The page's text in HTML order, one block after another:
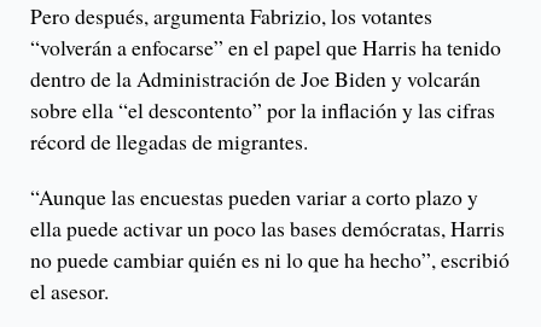
Pero después, argumenta Fabrizio, los votantes
“volverán a enfocarse” en el papel que Harris ha tenido
dentro de la Administración de Joe Biden y volcarán
sobre ella “el descontento” por la inflación y las cifras
récord de llegadas de migrantes.
“Aunque las encuestas pueden variar a corto plazo y
ella puede activar un poco las bases demócratas, Harris
no puede cambiar quién es ni lo que ha hecho”, escribió
el asesor.